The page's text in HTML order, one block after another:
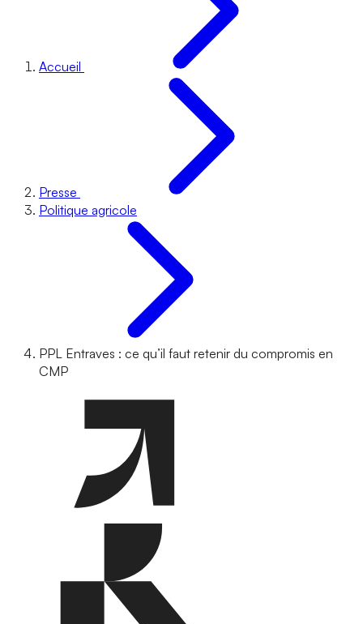
Accueil
Presse
Politique agricole
PPL Entraves : ce qu’il faut retenir du compromis en
CMP